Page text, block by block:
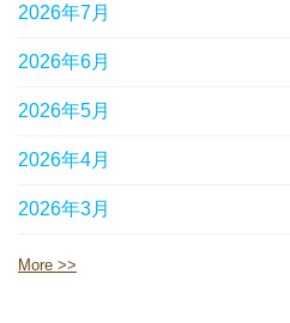
2026年7月
2026年6月
2026年5月
2026年4月
2026年3月
More >>